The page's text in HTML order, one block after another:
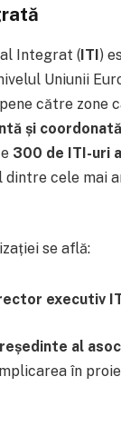
Integrat (ITI)
Uniunii
către zone
și coordonată
300 de ITI-uri
dintre cele mai
se află:
executiv
al
în